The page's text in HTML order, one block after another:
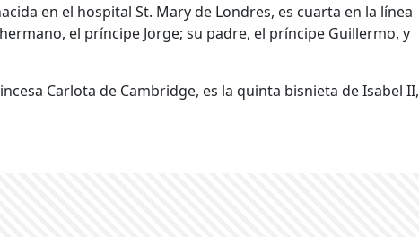
en el hospital St. Mary de Londres, es cuarta en la línea
el príncipe Jorge; su padre, el príncipe Guillermo, y
Carlota de Cambridge, es la quinta bisnieta de Isabel II,